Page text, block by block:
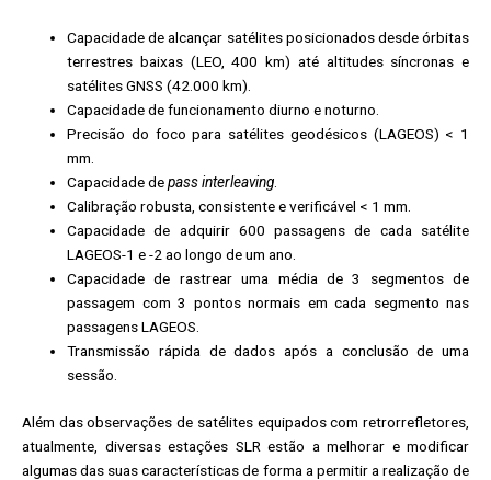
Capacidade de alcançar satélites posicionados desde órbitas
terrestres baixas (LEO, 400 km) até altitudes síncronas e
satélites GNSS (42.000 km).
Capacidade de funcionamento diurno e noturno.
Precisão do foco para satélites geodésicos (LAGEOS) < 1
mm.
Capacidade depass interleaving
Calibração robusta, consistente e verificável < 1 mm.
Capacidade de adquirir 600 passagens de cada satélite
LAGEOS-1 e -2 ao longo de um ano.
Capacidade de rastrear uma média de 3 segmentos de
passagem com 3 pontos normais em cada segmento nas
passagens LAGEOS.
Transmissão rápida de dados após a conclusão de uma
sessão.
Além das observações de satélites equipados com retrorrefletores,
atualmente, diversas estações SLR estão a melhorar e modificar
algumas das suas características de forma a permitir a realização de